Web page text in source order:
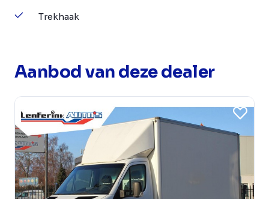
Trekhaak
Aanbod van deze dealer